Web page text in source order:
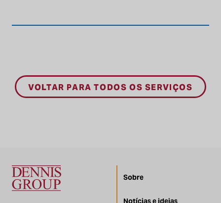
VOLTAR PARA TODOS OS SERVIÇOS
Sobre
Notícias e ideias